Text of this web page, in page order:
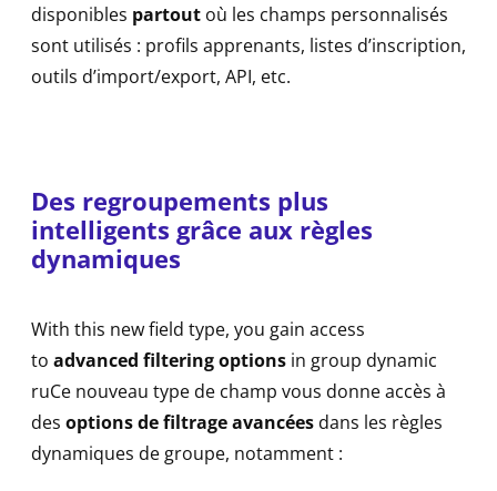
disponibles partout où les champs personnalisés
sont utilisés : profils apprenants, listes d’inscription,
outils d’import/export, API, etc.
Des regroupements plus
intelligents grâce aux règles
dynamiques
With this new field type, you gain access
to advanced filtering options in group dynamic
ruCe nouveau type de champ vous donne accès à
des options de filtrage avancées dans les règles
dynamiques de groupe, notamment :